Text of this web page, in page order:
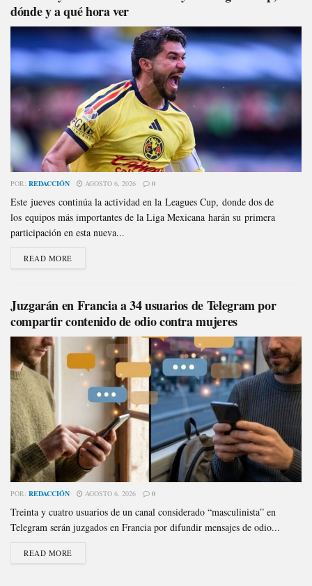
dónde y a qué hora ver
POR: REDACCIÓN AGOSTO 6, 2026 0
Este jueves continúa la actividad en la Leagues Cup, donde dos de
los equipos más importantes de la Liga Mexicana harán su primera
participación en esta nueva...
READ MORE
Juzgarán en Francia a 34 usuarios de Telegram por
compartir contenido de odio contra mujeres
POR: REDACCIÓN AGOSTO 6, 2026 0
Treinta y cuatro usuarios de un canal considerado “masculinista” en
Telegram serán juzgados en Francia por difundir mensajes de odio...
READ MORE